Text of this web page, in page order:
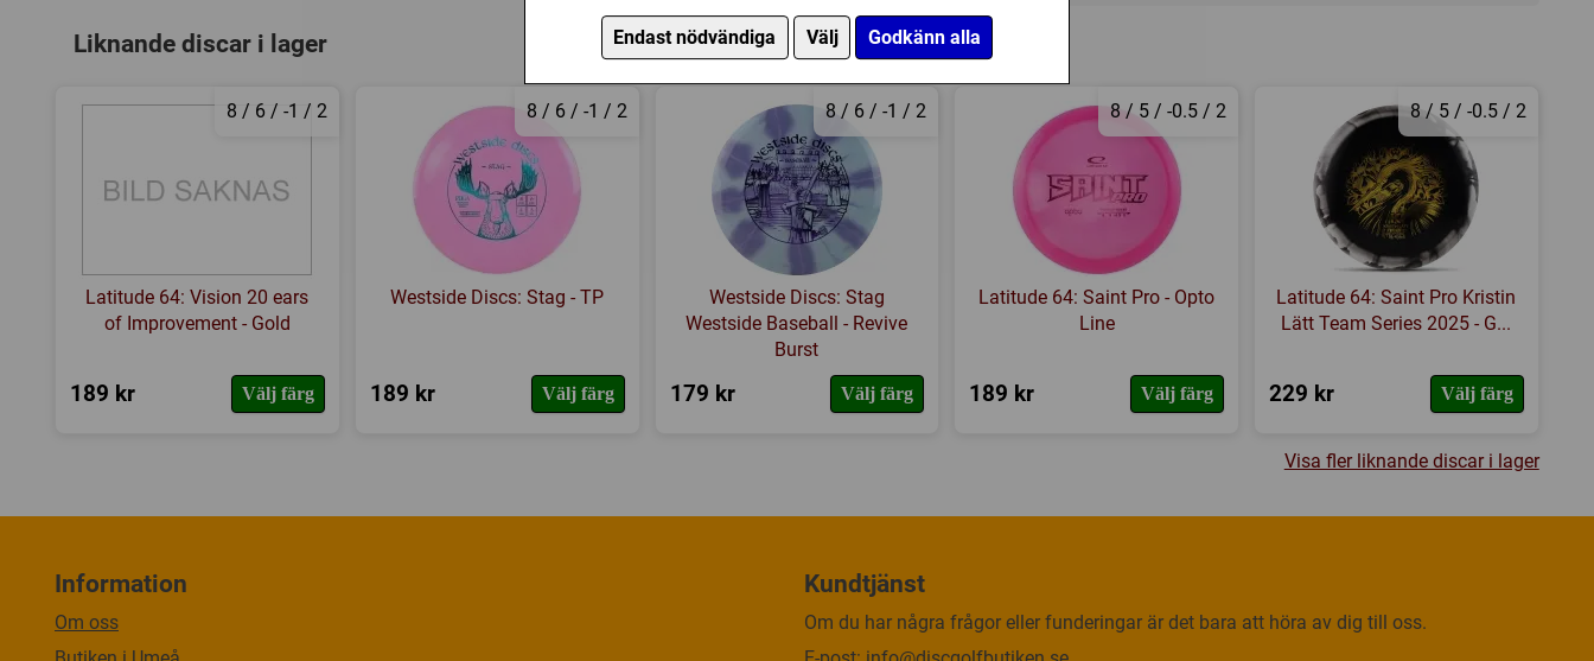
Endast nödvändiga Välj Godkänn alla
Liknande discar i lager
8 / 6 / -1 / 2
Latitude 64: Vision 20 ears
of Improvement - Gold
189 kr Välj färg
8 / 6 / -1 / 2
Westside Discs: Stag - TP
189 kr Välj färg
8 / 6 / -1 / 2
Westside Discs: Stag
Westside Baseball - Revive
Burst
179 kr Välj färg
8 / 5 / -0.5 / 2
Latitude 64: Saint Pro - Opto
Line
189 kr Välj färg
8 / 5 / -0.5 / 2
Latitude 64: Saint Pro Kristin
Lätt Team Series 2025 - G...
229 kr Välj färg
Visa fler liknande discar i lager
Information
Om oss
Kundtjänst
Om du har några frågor eller funderingar är det bara att höra av dig till oss.